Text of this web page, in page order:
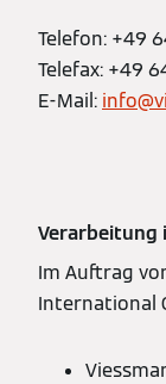
Telefon: +49
Telefax: +49
E-Mail:
Verarbeitung
Im Auftrag
International